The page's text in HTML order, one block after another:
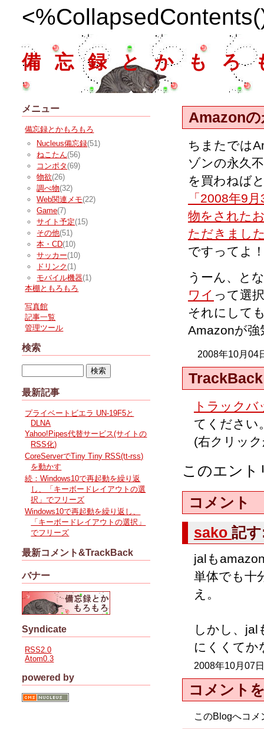
備忘録とかもろ
Amazon
ちまたでは
ゾンの永久
を買わねば
「2008年9
物をされた
ただきまし
ですってよ
うーん、と
ワイ って選
それにして
Amazonが
2008年10月04
TrackBack
トラックバ
てください
(右クリッ
このエン
コメント
sako 記
jalも
単体でも十
え。
しかし、
にくくてか
2008年10月07
コメント
このBlogへコ
メニュー
備忘録とかもろもろ
Nucleus備忘録(51)
ねこたん(56)
コンポタ (69)
物欲(26)
調べ物(32)
Web関連メモ(22)
Game(7)
サイト予定(15)
その他(51)
本・CD(10)
サッカー(10)
ドリンク (1)
モバイル機器(1)
本棚ともろもろ
写真館
記事一覧
管理ツール
検索
最新記事
プライベートビエラ UN-19F5と
DLNA
Yahoo!Pipes代替サービス(サイトの
RSS化)
CoreServerでTiny Tiny RSS(tt-rss)
を動かす
続：Windows10で再起動を繰り返
し、「キーボードレイアウトの選
択」でフリーズ
Windows10で再起動を繰り返し、
「キーボードレイアウトの選択」
でフリーズ
最新コメント&TrackBack
バナー
Syndicate
RSS2.0
Atom0.3
powered by